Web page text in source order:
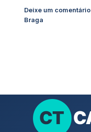
Deixe um comentário
Braga